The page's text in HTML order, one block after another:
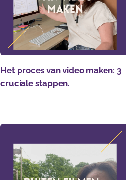
Het proces van video maken: 3
cruciale stappen.